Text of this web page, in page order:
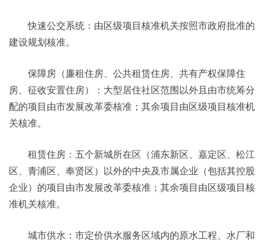
快速公交系统：由区级项目核准机关按照市政府批准的
建设规划核准。
保障房（廉租住房、公共租赁住房、共有产权保障住
房、征收安置住房）：大型居住社区范围以外且由市统筹分
配的项目由市发展改革委核准；其余项目由区级项目核准机
关核准。
租赁住房：五个新城所在区（浦东新区、嘉定区、松江
区、青浦区、奉贤区）以外的中央及市属企业（包括其控股
企业）的项目由市发展改革委核准；其余项目由区级项目核
准机关核准。
城市供水：市定价供水服务区域内的原水工程、水厂和